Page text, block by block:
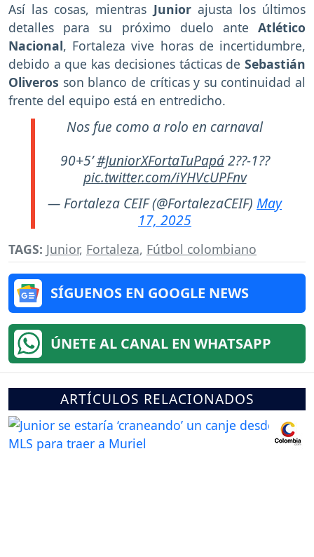
Así las cosas, mientras Junior ajusta los últimos
detalles para su próximo duelo ante Atlético
Nacional, Fortaleza vive horas de incertidumbre,
debido a que kas decisiones tácticas de Sebastián
Oliveros son blanco de críticas y su continuidad al
frente del equipo está en entredicho.
Nos fue como a rolo en carnaval
90+5’#JuniorXFortaTuPapá2??-1??
pic.twitter.com/iYHVcUPFnv
— Fortaleza CEIF (@FortalezaCEIF) May
17, 2025
TAGS: Junior, Fortaleza, Fútbol colombiano
SÍGUENOS EN GOOGLE NEWS
ÚNETE AL CANAL EN WHATSAPP
ARTÍCULOS RELACIONADOS